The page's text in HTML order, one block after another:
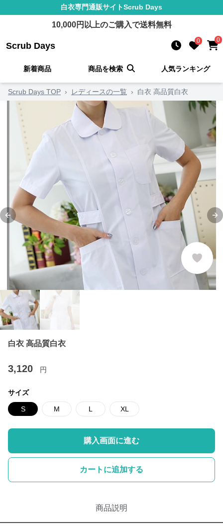
白衣専門通販サイトScrub Days
10,000円以上のご購入で送料無料
Scrub Days 0 0
新着商品 商品を検索 人気ランキング
Scrub Days TOP › レディースの一覧 › 白衣 高品質白衣
Previous slide
白衣 高品質白衣
3,120 円
サイズ
S M L XL
購入画面に進む
カートに追加する
商品説明